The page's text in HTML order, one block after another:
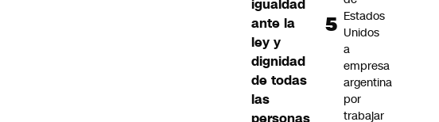
igualdad
ante la
ley y
dignidad
de todas
las
personas
Estados
Unidos
a
empresa
argentina
por
trabajar